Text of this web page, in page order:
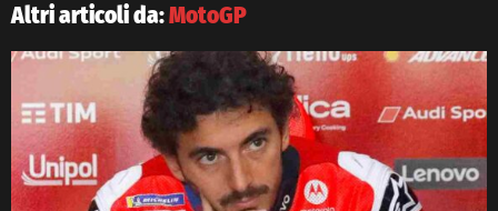
Altri articoli da:MotoGP